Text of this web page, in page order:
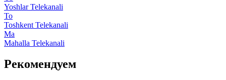
Yoshlar Telekanali
To
Toshkent Telekanali
Ma
Mahalla Telekanali
Рекомендуем